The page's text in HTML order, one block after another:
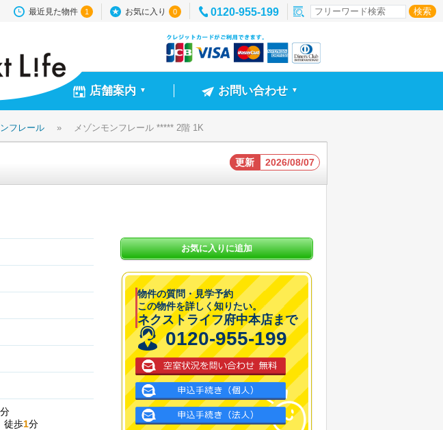
最近見た物件 1 お気に入り 0 0120-955-199
店舗案内 ▼ お問い合わせ ▼
フレール » メゾンモンフレール ***** 2階 1K
更新 2026/08/07
分
徒歩1分
お気に入りに追加
物件の質問・見学予約
この物件を詳しく知りたい。
ネクストライフ府中本店まで
0120-955-199